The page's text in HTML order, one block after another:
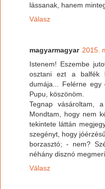
lássanak, hanem
Válasz
magyarmagyar 2015.
Istenem! Eszembe
osztani ezt a balfék
dumája... Felérne egy
Pupu, köszönöm.
Tegnap vásároltam,
Mondtam, hogy nem
tekintete láttán
szegényt, hogy
borzasztó; - nem?
néhány disznó
Válasz